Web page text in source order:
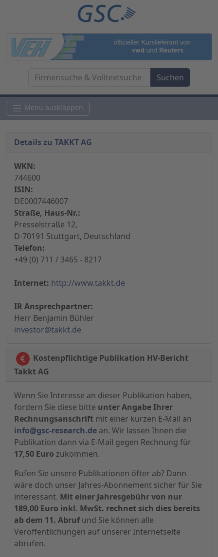
Menü ausklappen
Details zu TAKKT AG
WKN:
744600
ISIN:
DE0007446007
Straße, Haus-Nr.:
Presselstraße 12,
D-70191 Stuttgart, Deutschland
Telefon:
+49 (0) 711 / 3465 - 8217
Internet: http://www.takkt.de
IR Ansprechpartner:
Herr Benjamin Bühler
investor@takkt.de
Kostenpflichtige Publikation HV-Bericht
Takkt AG
Wenn Sie Interesse an dieser Publikation haben,
fordern Sie diese bitte unter Angabe Ihrer
Rechnungsanschrift mit einer kurzen E-Mail an
info@gsc-research.de an. Wir lassen Ihnen die
Publikation dann via E-Mail gegen Rechnung für
17,50 Euro zukommen.
Rufen Sie unsere Publikationen öfter ab? Dann
wäre doch unser Jahres-Abonnement sicher für Sie
interessant. Mit einer Jahresgebühr von nur
189,00 Euro inkl. MwSt. rechnet sich dies bereits
ab dem 11. Abrufund Sie können alle
Veröffentlichungen auf unserer Internetseite
abrufen.